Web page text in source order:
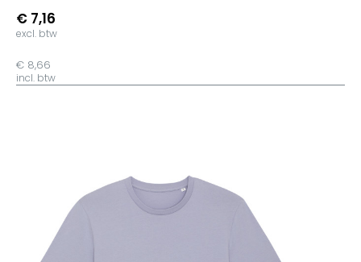
€ 7,16
excl. btw
€ 8,66
incl. btw